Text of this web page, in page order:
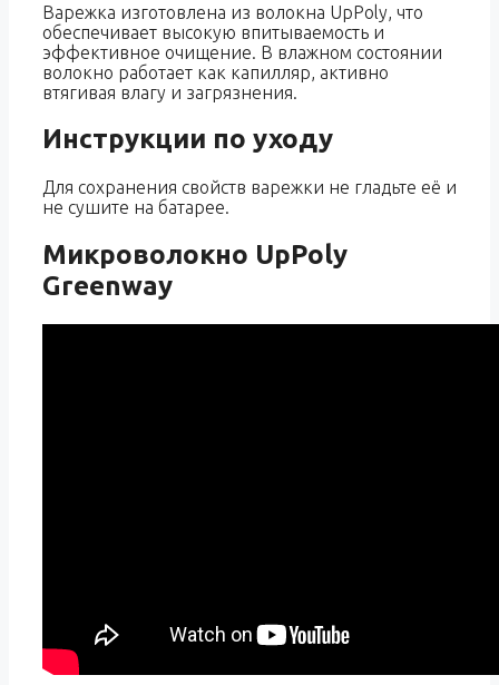
Варежка изготовлена из волокна UpPoly, что
обеспечивает высокую впитываемость и
эффективное очищение. В влажном состоянии
волокно работает как капилляр, активно
втягивая влагу и загрязнения.
Инструкции по уходу
Для сохранения свойств варежки не гладьте её и
не сушите на батарее.
Микроволокно UpPoly
Greenway